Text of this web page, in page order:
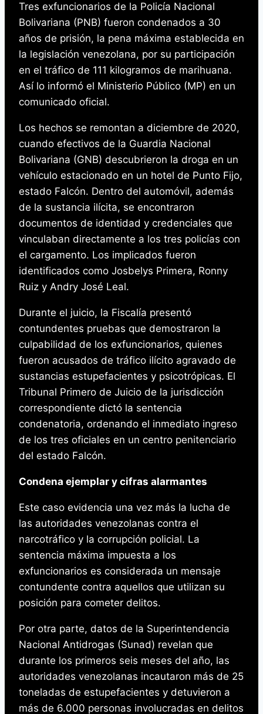
Tres exfuncionarios de la Policía Nacional
Bolivariana (PNB) fueron condenados a 30
años de prisión, la pena máxima establecida en
la legislación venezolana, por su participación
en el tráfico de 111 kilogramos de marihuana.
Así lo informó el Ministerio Público (MP) en un
comunicado oficial.
Los hechos se remontan a diciembre de 2020,
cuando efectivos de la Guardia Nacional
Bolivariana (GNB) descubrieron la droga en un
vehículo estacionado en un hotel de Punto Fijo,
estado Falcón. Dentro del automóvil, además
de la sustancia ilícita, se encontraron
documentos de identidad y credenciales que
vinculaban directamente a los tres policías con
el cargamento. Los implicados fueron
identificados como Josbelys Primera, Ronny
Ruiz y Andry José Leal.
Durante el juicio, la Fiscalía presentó
contundentes pruebas que demostraron la
culpabilidad de los exfuncionarios, quienes
fueron acusados de tráfico ilícito agravado de
sustancias estupefacientes y psicotrópicas. El
Tribunal Primero de Juicio de la jurisdicción
correspondiente dictó la sentencia
condenatoria, ordenando el inmediato ingreso
de los tres oficiales en un centro penitenciario
del estado Falcón.
Condena ejemplar y cifras alarmantes
Este caso evidencia una vez más la lucha de
las autoridades venezolanas contra el
narcotráfico y la corrupción policial. La
sentencia máxima impuesta a los
exfuncionarios es considerada un mensaje
contundente contra aquellos que utilizan su
posición para cometer delitos.
Por otra parte, datos de la Superintendencia
Nacional Antidrogas (Sunad) revelan que
durante los primeros seis meses del año, las
autoridades venezolanas incautaron más de 25
toneladas de estupefacientes y detuvieron a
más de 6.000 personas involucradas en delitos